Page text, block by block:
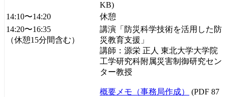
KB)
14:10〜14:20
休憩
14:20〜16:35
（休憩15分間含む）
講演「防災科学技術を活用した防
災教育支援」
講師：源栄 正人 東北大学大学院
工学研究科附属災害制御研究セン
ター教授
概要メモ（事務局作成）
(PDF 87